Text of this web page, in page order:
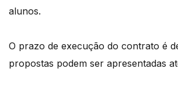
alunos.
O prazo de execução do contrato é
propostas podem ser apresentadas